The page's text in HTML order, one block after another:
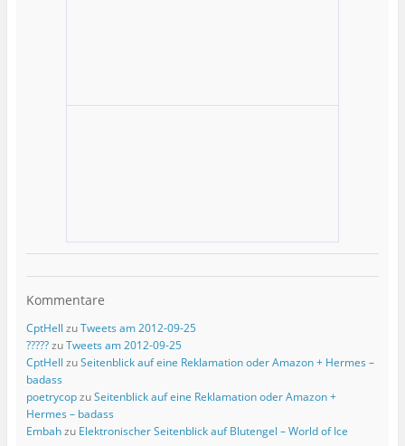
Kommentare
CptHell zuTweets am 2012-09-25
?????zuTweets am 2012-09-25
CptHell zuSeitenblick auf eine Reklamation oder Amazon + Hermes –
badass
poetrycopzuSeitenblick auf eine Reklamation oder Amazon +
Hermes – badass
Embahzu Elektronischer Seitenblick auf Blutengel – World of Ice